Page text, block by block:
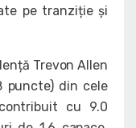
pe tranziție și
Trevon Allen
puncte) din cele
cu 9.0